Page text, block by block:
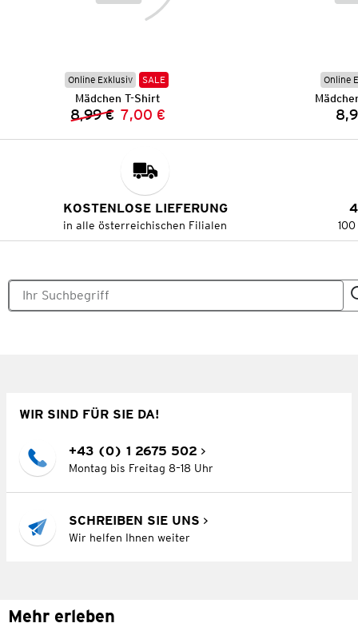
Online Exklusiv SALE
Mädchen T-Shirt
Vorheriger Preis:
8,99 € Neuer Preis:
7,00 €
Online
KOSTENLOSE LIEFERUNG
in alle österreichischen Filialen
WIR SIND FÜR SIE DA!
+43 (0) 1 2675 502
Montag bis Freitag 8–18 Uhr
SCHREIBEN SIE UNS
Wir helfen Ihnen weiter
Mehr erleben